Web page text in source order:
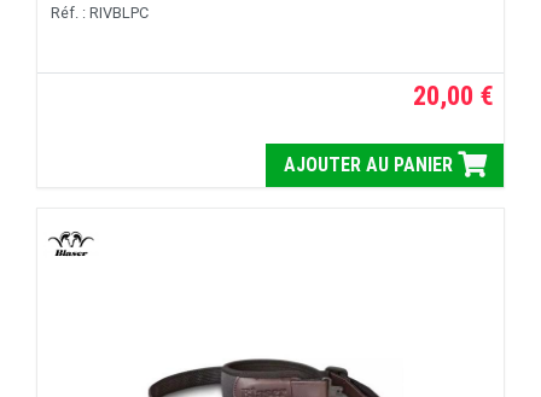
Réf. : RIVBLPC
20,00 €
AJOUTER AU PANIER